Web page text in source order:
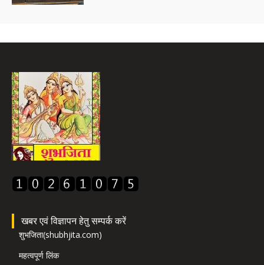
खबर एवं विज्ञापन हेतु सम्पर्क करें
शुभजिता(shubhjita.com)
महत्वपूर्ण लिंक